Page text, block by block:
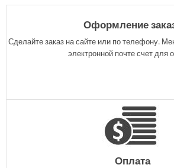
Оформление
Сделайте заказ на сайте или по телефону.
электронной почте счет для
Оплата